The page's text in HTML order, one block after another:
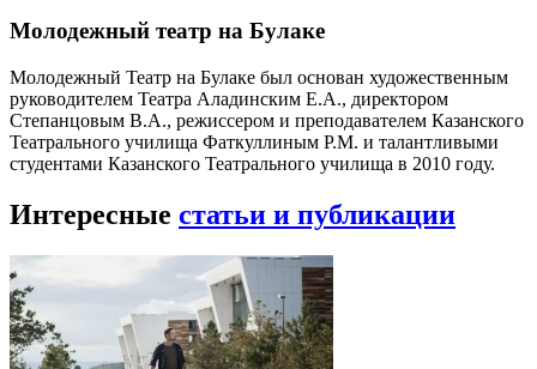
Молодежный театр на Булаке
Молодежный Театр на Булаке был основан художественным
руководителем Театра Аладинским Е.А., директором
Степанцовым В.А., режиссером и преподавателем Казанского
Театрального училища Фаткуллиным Р.М. и талантливыми
студентами Казанского Театрального училища в 2010 году.
Интересные статьи и публикации